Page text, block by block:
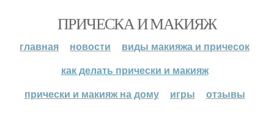
ПРИЧЕСКА И МАКИЯЖ
главная новости
виды макияжа и причесок
как делать прически и макияж
прически и макияж на дому
игры отзывы